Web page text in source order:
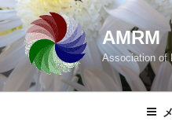
コ
ン
テ
ツ
AMRM
Association of